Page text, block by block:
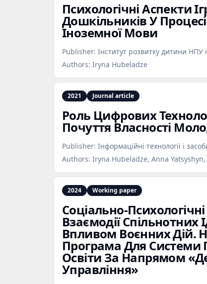
Психологічні Аспекти
Дошкільників У
Іноземної Мови
Publisher: Інститут розвитку дитини
Authors: Iryna Hubeladze
2021 Journal article
Роль Цифрових
Почуття Власності
Publisher: Інформаційні технології і
Authors: Iryna Hubeladze, Anna
2024 Working paper
Взаємодії Спільнотних
Впливом Воєнних Дій.
Програма Для Системи
Освіти За Напрямом
Управління»